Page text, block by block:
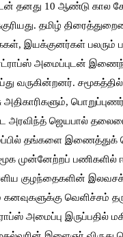
தனது 10 ஆண்டு கால
தமிழ்
இயக்குனர்கள் பலரும்
அமைப்புடன்
வருகின்றனர். சமூகத்தில்
அரவிந்த் ஜெயபால்
தங்களை இணைத்துக்
முன்னேற்றப் பணிகளில்
குழந்தைகளின் இலவசக்
வெளிச்சம்
அமைப்பு இருப்பதில்